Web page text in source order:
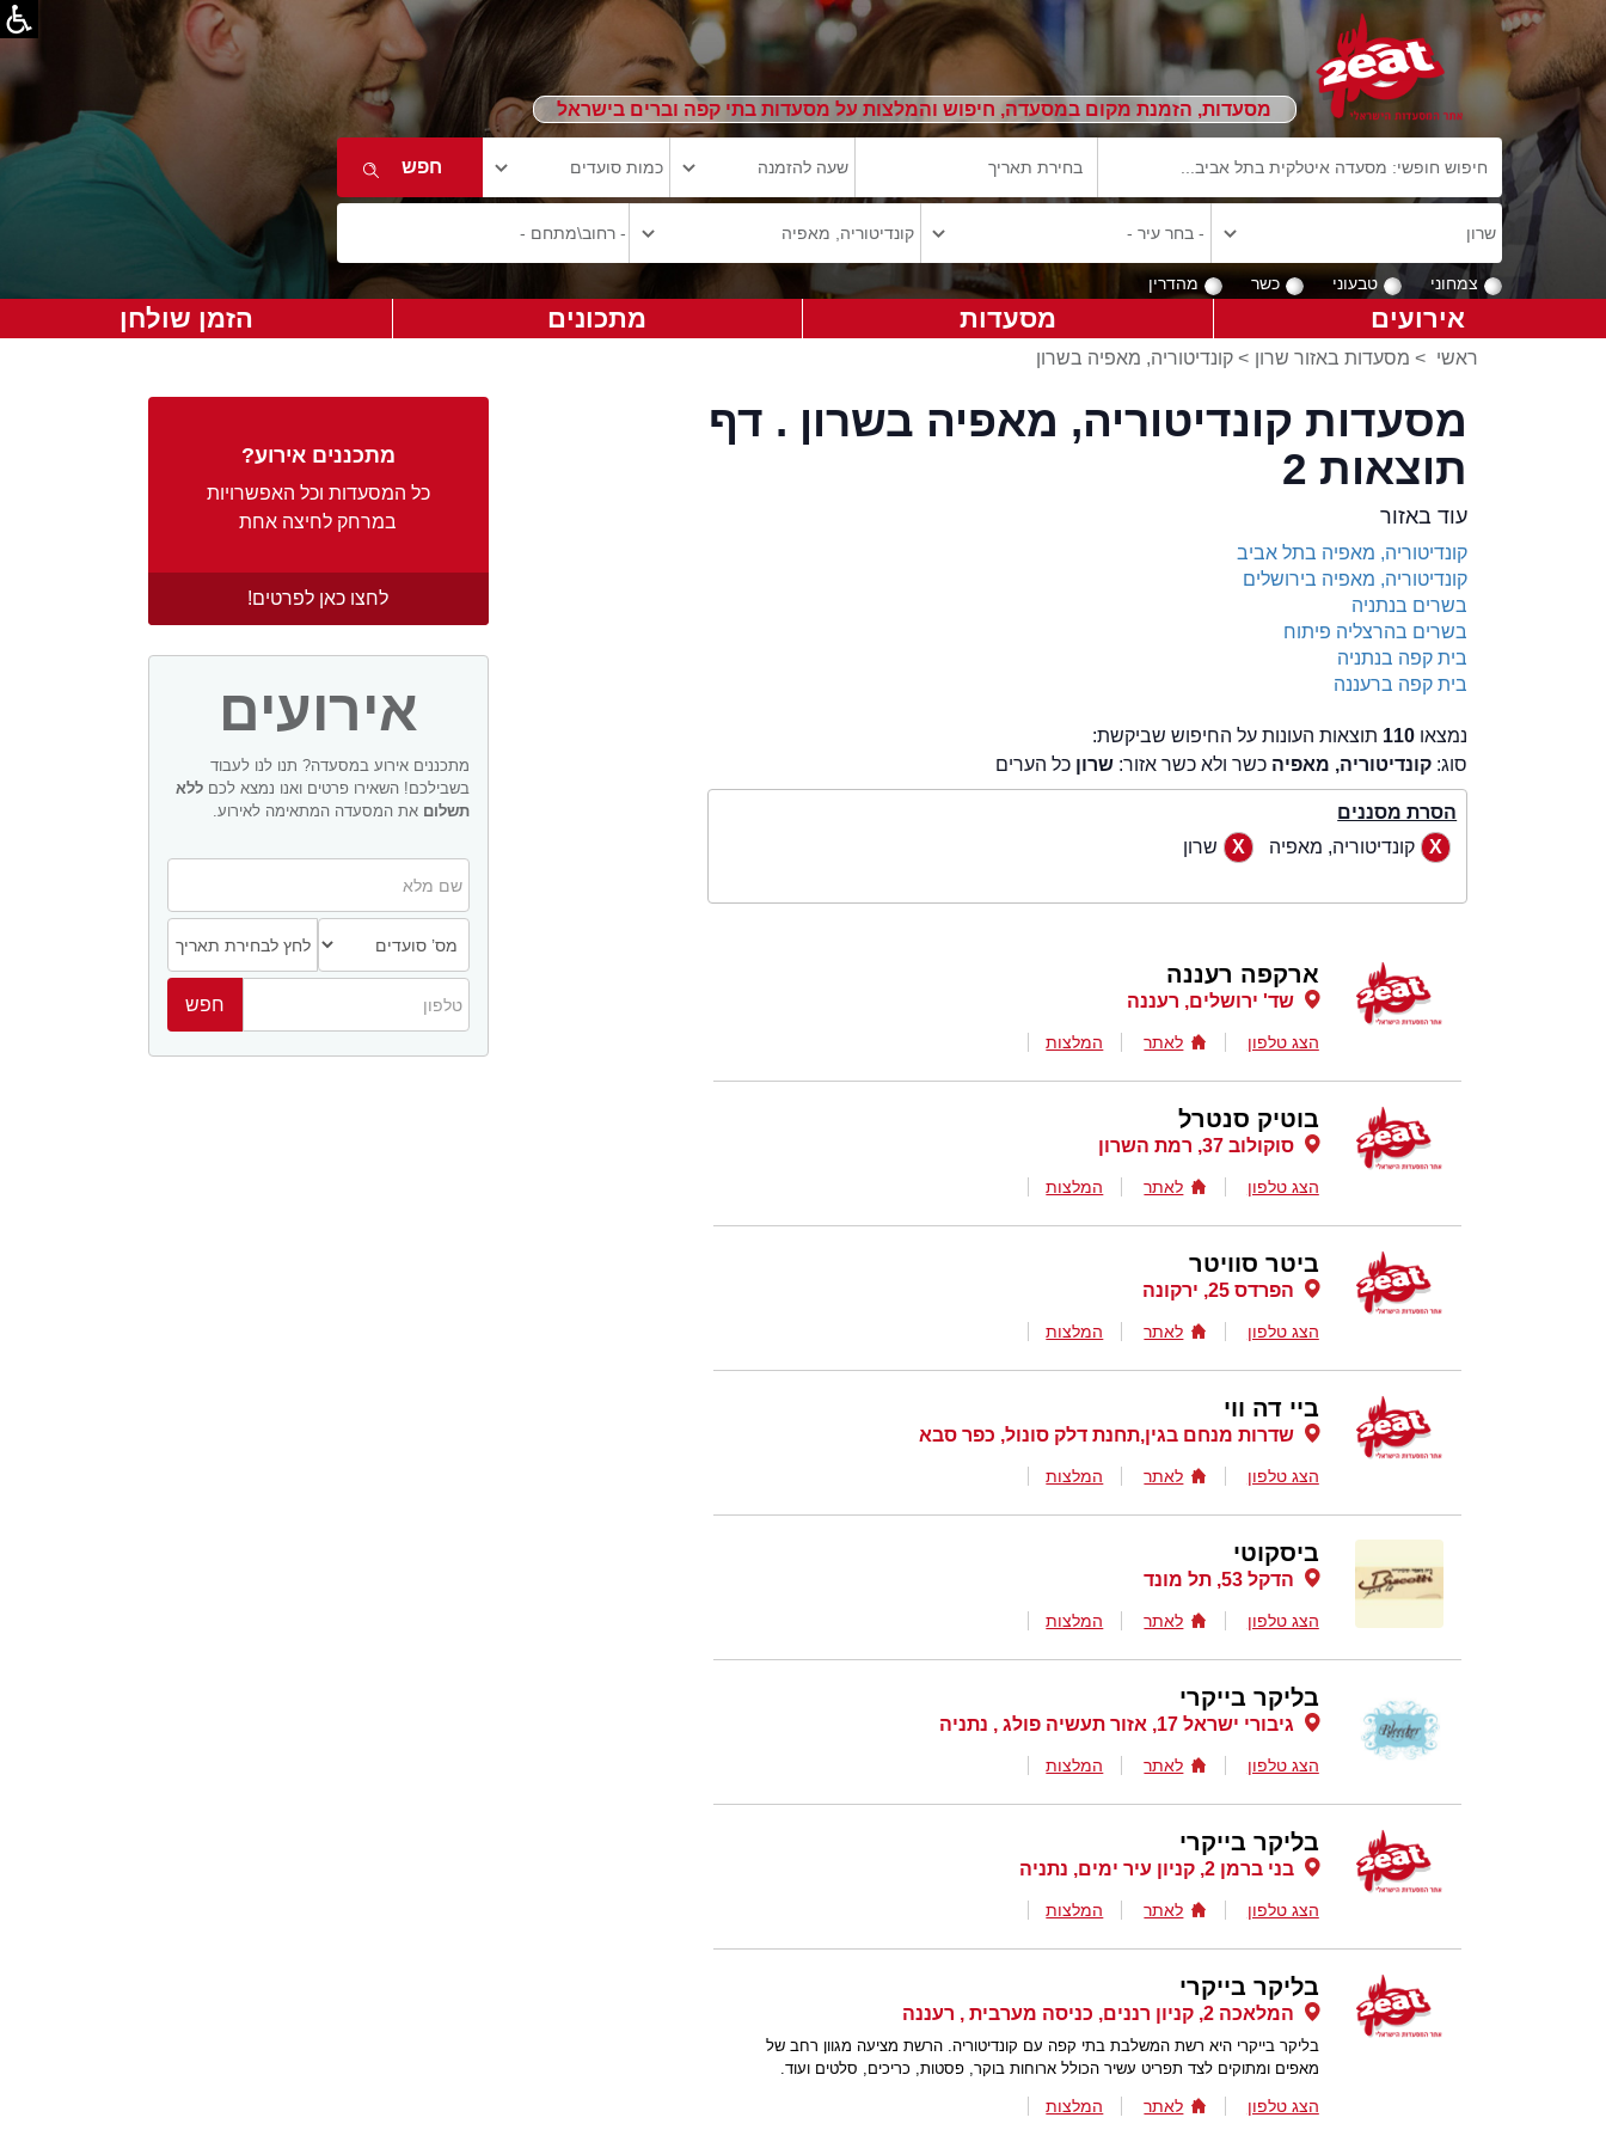
מסעדות, הזמנת מקום במסעדה, חיפוש והמלצות על מסעדות בתי קפה וברים בישראל
צמחוני טבעוני כשר מהדרין
אירועים מסעדות מתכונים הזמן שולחן
ראשי > מסעדות באזור שרון > קונדיטוריה, מאפיה בשרון
מתכננים אירוע?
כל המסעדות וכל האפשרויות
במרחק לחיצה אחת
לחצו כאן לפרטים!
אירועים
מתכננים אירוע במסעדה? תנו לנו לעבוד
בשבילכם! השאירו פרטים ואנו נמצא לכם ללא
תשלום את המסעדה המתאימה לאירוע.
מסעדות קונדיטוריה, מאפיה בשרון . דף
תוצאות 2
עוד באזור
קונדיטוריה, מאפיה בתל אביב
קונדיטוריה, מאפיה בירושלים
בשרים בנתניה
בשרים בהרצליה פיתוח
בית קפה בנתניה
בית קפה ברעננה
נמצאו 110 תוצאות העונות על החיפוש שביקשת:
סוג: קונדיטוריה, מאפיה כשר ולא כשר אזור: שרון כל הערים
הסרת מסננים
קונדיטוריה, מאפיה
שרון
ארקפה רעננה
שד' ירושלים, רעננה
הצג טלפון לאתר המלצות
בוטיק סנטרל
סוקולוב 37, רמת השרון
הצג טלפון לאתר המלצות
ביטר סוויטר
הפרדס 25, ירקונה
הצג טלפון לאתר המלצות
ביי דה ווי
שדרות מנחם בגין,תחנת דלק סונול, כפר סבא
הצג טלפון לאתר המלצות
ביסקוטי
הדקל 53, תל מונד
הצג טלפון לאתר המלצות
בליקר בייקרי
גיבורי ישראל 17, אזור תעשיה פולג , נתניה
הצג טלפון לאתר המלצות
בליקר בייקרי
בני ברמן 2, קניון עיר ימים, נתניה
הצג טלפון לאתר המלצות
בליקר בייקרי
המלאכה 2, קניון רננים, כניסה מערבית , רעננה
בליקר בייקרי היא רשת המשלבת בתי קפה עם קונדיטוריה. הרשת מציעה מגוון רחב של
מאפים ומתוקים לצד תפריט עשיר הכולל ארוחות בוקר, פסטות, כריכים, סלטים ועוד.
הצג טלפון לאתר המלצות